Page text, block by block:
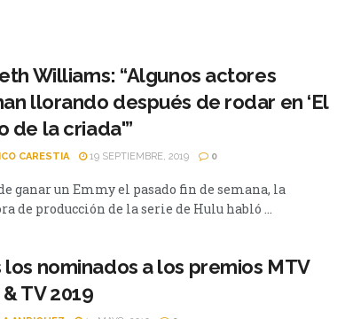
Williams: “Algunos actores
llorando después de rodar en ‘El
de la criada'”
CARESTIA 19 SEPTIEMBRE, 2019 0
ganar un Emmy el pasado fin de semana, la
de producción de la serie de Hulu habló ...
los nominados a los premios MTV
TV 2019